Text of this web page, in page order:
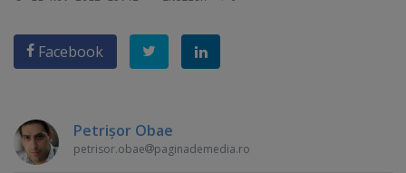
Facebook
Petrişor Obae
petrisor.obae paginademedia.ro